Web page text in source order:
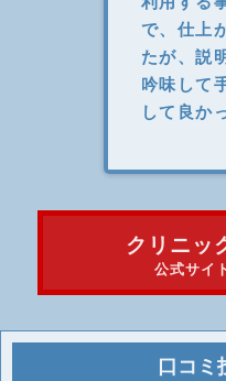
で、仕上
たが、説
吟味して
して良か
クリニッ
公式サイ
口コミ